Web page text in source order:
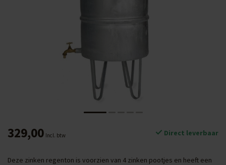
329,00 Incl. btw Direct leverbaar
Deze zinken regenton is voorzien van 4 zinken pootjes en heeft een